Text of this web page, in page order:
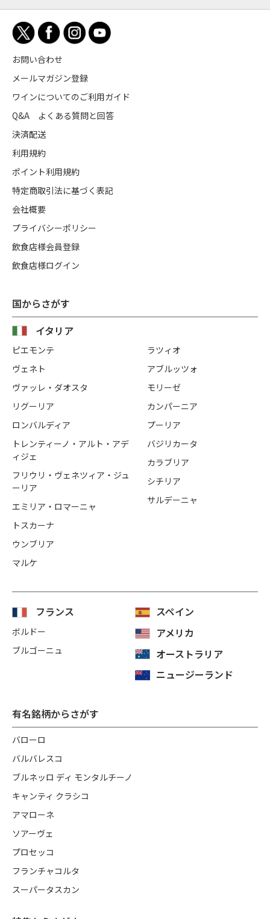
国からさがす
イタリア
ピエモンテ
ヴェネト
ヴァッレ・ダオスタ
リグーリア
ロンバルディア
トレンティーノ・アルト・アデ
ィジェ
フリウリ・ヴェネツィア・ジュ
ーリア
エミリア・ロマーニャ
トスカーナ
ウンブリア
マルケ
ラツィオ
アブルッツォ
モリーゼ
カンパーニア
プーリア
バジリカータ
カラブリア
シチリア
サルデーニャ
フランス
ボルドー
ブルゴーニュ
スペイン
アメリカ
オーストラリア
ニュージーランド
有名銘柄からさがす
バローロ
バルバレスコ
ブルネッロ ディ モンタルチーノ
キャンティ クラシコ
アマローネ
ソアーヴェ
プロセッコ
フランチャコルタ
スーパータスカン
お問い合わせ
メールマガジン登録
ワインについてのご利用ガイド
Q&A よくある質問と回答
決済配送
利用規約
ポイント利用規約
特定商取引法に基づく表記
会社概要
プライバシーポリシー
飲食店様会員登録
飲食店様ログイン